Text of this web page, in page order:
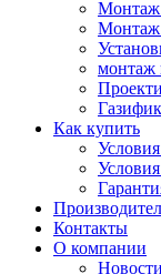
Монтаж
Монтаж
монтаж
Как купить
Контакты
О компании
Новости